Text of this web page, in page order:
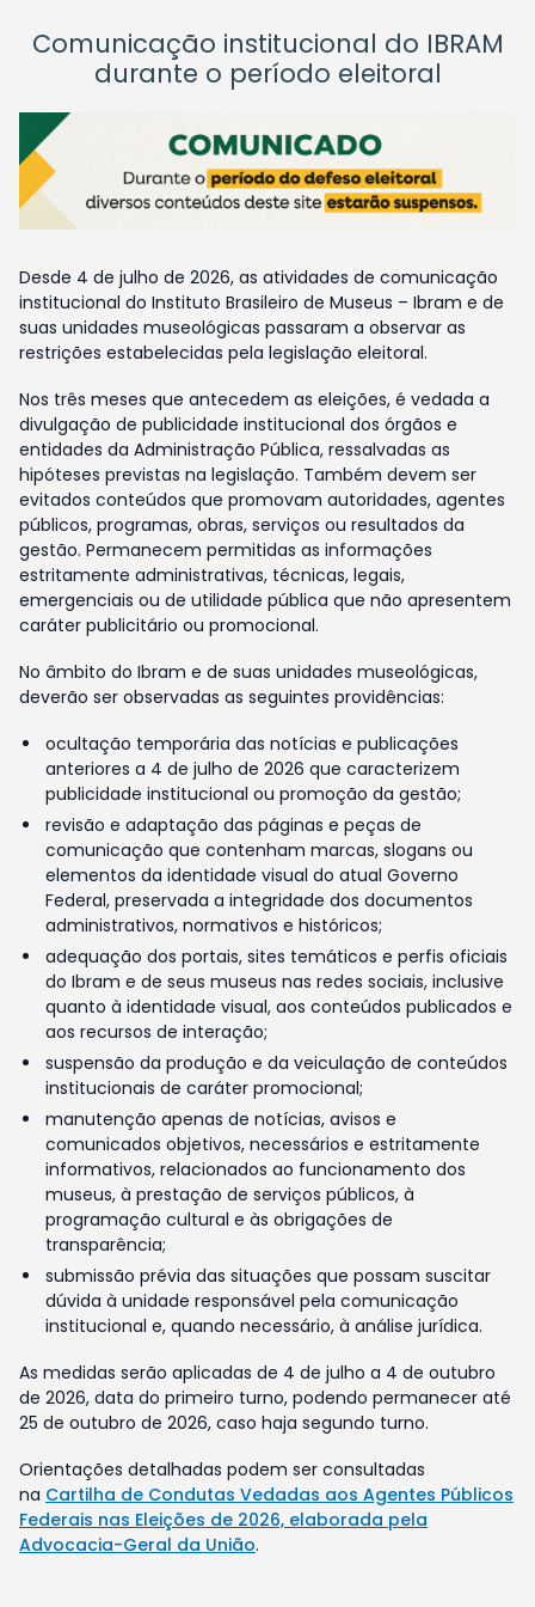
Comunicação institucional do IBRAM
durante o período eleitoral
Desde 4 de julho de 2026, as atividades de comunicação
institucional do Instituto Brasileiro de Museus – Ibram e de
suas unidades museológicas passaram a observar as
restrições estabelecidas pela legislação eleitoral.
Nos três meses que antecedem as eleições, é vedada a
divulgação de publicidade institucional dos órgãos e
entidades da Administração Pública, ressalvadas as
hipóteses previstas na legislação. Também devem ser
evitados conteúdos que promovam autoridades, agentes
públicos, programas, obras, serviços ou resultados da
gestão. Permanecem permitidas as informações
estritamente administrativas, técnicas, legais,
emergenciais ou de utilidade pública que não apresentem
caráter publicitário ou promocional.
No âmbito do Ibram e de suas unidades museológicas,
deverão ser observadas as seguintes providências:
ocultação temporária das notícias e publicações
anteriores a 4 de julho de 2026 que caracterizem
publicidade institucional ou promoção da gestão;
revisão e adaptação das páginas e peças de
comunicação que contenham marcas, slogans ou
elementos da identidade visual do atual Governo
Federal, preservada a integridade dos documentos
administrativos, normativos e históricos;
adequação dos portais, sites temáticos e perfis oficiais
do Ibram e de seus museus nas redes sociais, inclusive
quanto à identidade visual, aos conteúdos publicados e
aos recursos de interação;
suspensão da produção e da veiculação de conteúdos
institucionais de caráter promocional;
manutenção apenas de notícias, avisos e
comunicados objetivos, necessários e estritamente
informativos, relacionados ao funcionamento dos
museus, à prestação de serviços públicos, à
programação cultural e às obrigações de
transparência;
submissão prévia das situações que possam suscitar
dúvida à unidade responsável pela comunicação
institucional e, quando necessário, à análise jurídica.
As medidas serão aplicadas de 4 de julho a 4 de outubro
de 2026, data do primeiro turno, podendo permanecer até
25 de outubro de 2026, caso haja segundo turno.
Orientações detalhadas podem ser consultadas
na Cartilha de Condutas Vedadas aos Agentes Públicos
Federais nas Eleições de 2026, elaborada pela
Advocacia-Geral da União.